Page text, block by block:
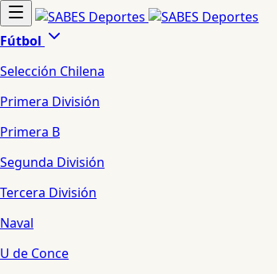
Fútbol
Selección Chilena
Primera División
Primera B
Segunda División
Tercera División
Naval
U de Conce